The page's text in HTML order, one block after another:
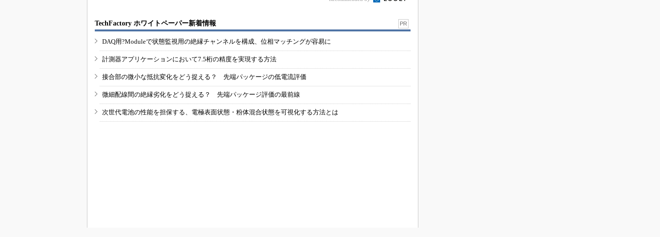
TechFactory ホワイトペーパー新着情報 PR
DAQ用?Moduleで状態監視用の絶縁チャンネルを構成、位相マッチングが容易に
計測器アプリケーションにおいて7.5桁の精度を実現する方法
接合部の微小な抵抗変化をどう捉える？ 先端パッケージの低電流評価
微細配線間の絶縁劣化をどう捉える？ 先端パッケージ評価の最前線
次世代電池の性能を担保する、電極表面状態・粉体混合状態を可視化する方法とは